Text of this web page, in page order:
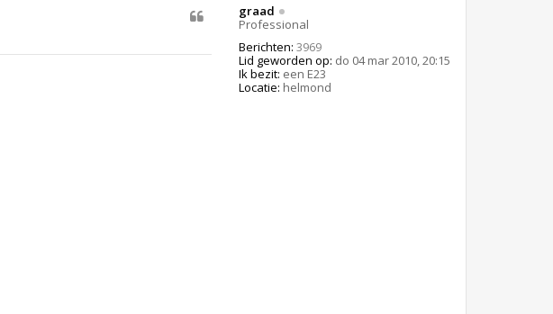
graad
Professional
Berichten: 3969
Lid geworden op: do 04 mar 2010, 20:15
Ik bezit: een E23
Locatie: helmond